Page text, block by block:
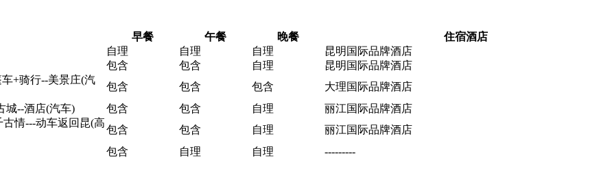
早餐 午餐 晚餐
住宿酒店
自理 自理 自理
昆明国际品牌酒店
包含 包含 自理
昆明国际品牌酒店
+骑行--美景庄(汽
包含 包含 包含
大理国际品牌酒店
城--酒店(汽车) 包含 包含 自理
丽江国际品牌酒店
情---动车返回昆(高
包含 包含 自理
丽江国际品牌酒店
包含 自理 自理
---------